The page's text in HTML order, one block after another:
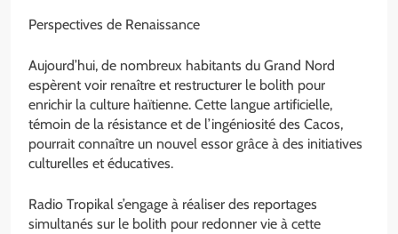
Perspectives de Renaissance
Aujourd’hui, de nombreux habitants du Grand Nord
espèrent voir renaître et restructurer le bolith pour
enrichir la culture haïtienne. Cette langue artificielle,
témoin de la résistance et de l’ingéniosité des Cacos,
pourrait connaître un nouvel essor grâce à des initiatives
culturelles et éducatives.
Radio Tropikal s’engage à réaliser des reportages
simultanés sur le bolith pour redonner vie à cette